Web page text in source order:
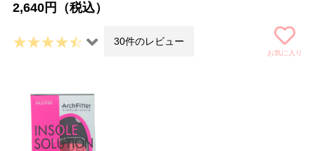
2,640円（税込）
30件のレビュー
お気に入り